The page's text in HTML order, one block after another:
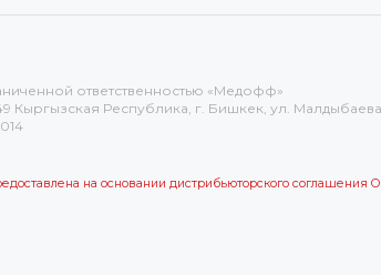
ответственностью «Медофф»
Кыргызская Республика, г. Бишкек, ул. Малдыбаева
на основании дистрибьюторского